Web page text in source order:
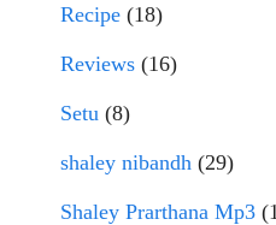
Recipe (18)
Reviews (16)
Setu (8)
shaley nibandh (29)
Shaley Prarthana Mp3